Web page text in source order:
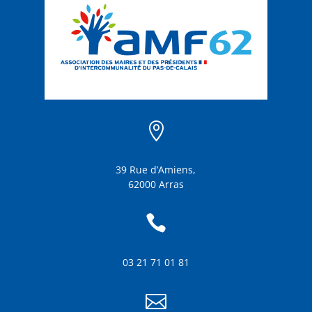

39 Rue d’Amiens,
62000 Arras

03 21 71 01 81
